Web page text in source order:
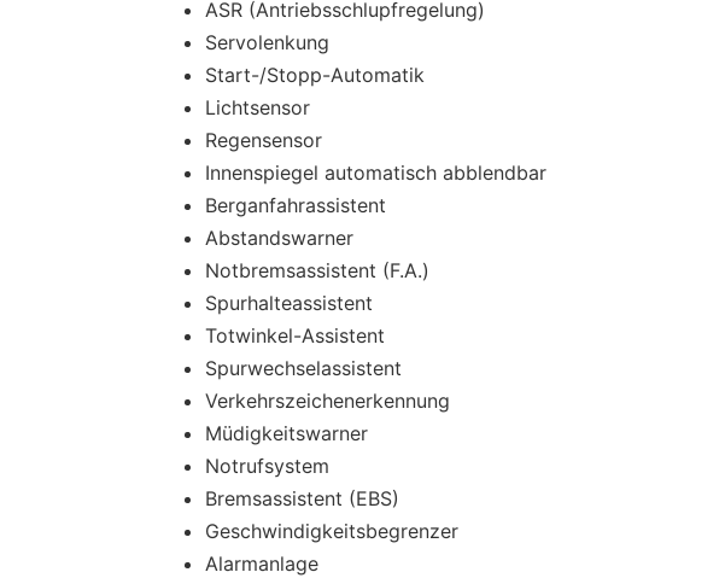
ASR (Antriebsschlupfregelung)
Servolenkung
Start-/Stopp-Automatik
Lichtsensor
Regensensor
Innenspiegel automatisch abblendbar
Berganfahrassistent
Abstandswarner
Notbremsassistent (F.A.)
Spurhalteassistent
Totwinkel-Assistent
Spurwechselassistent
Verkehrszeichenerkennung
Müdigkeitswarner
Notrufsystem
Bremsassistent (EBS)
Geschwindigkeitsbegrenzer
Alarmanlage